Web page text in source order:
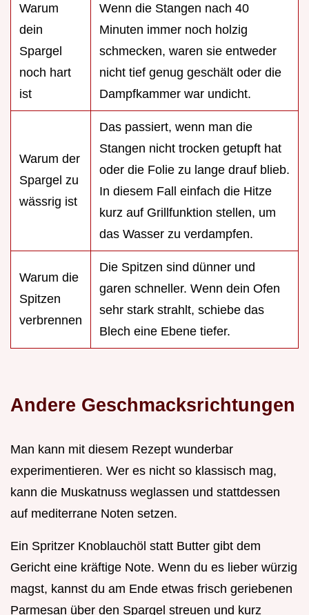
Warum
dein
Spargel
noch hart
ist
Wenn die Stangen nach 40
Minuten immer noch holzig
schmecken, waren sie entweder
nicht tief genug geschält oder die
Dampfkammer war undicht.
Warum der
Spargel zu
wässrig ist
Das passiert, wenn man die
Stangen nicht trocken getupft hat
oder die Folie zu lange drauf blieb.
In diesem Fall einfach die Hitze
kurz auf Grillfunktion stellen, um
das Wasser zu verdampfen.
Warum die
Spitzen
verbrennen
Die Spitzen sind dünner und
garen schneller. Wenn dein Ofen
sehr stark strahlt, schiebe das
Blech eine Ebene tiefer.
Andere Geschmacksrichtungen
Man kann mit diesem Rezept wunderbar
experimentieren. Wer es nicht so klassisch mag,
kann die Muskatnuss weglassen und stattdessen
auf mediterrane Noten setzen.
Ein Spritzer Knoblauchöl statt Butter gibt dem
Gericht eine kräftige Note. Wenn du es lieber würzig
magst, kannst du am Ende etwas frisch geriebenen
Parmesan über den Spargel streuen und kurz